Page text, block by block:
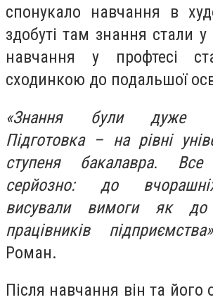
спонукало навчання в
здобуті там знання стали
навчання у профтесі
сходинкою до подальшої
«Знання були дуже
Підготовка – на рівні
ступеня бакалавра.
серйозно: до
висували вимоги як до
працівників підприємства»
Роман.
Після навчання він та його